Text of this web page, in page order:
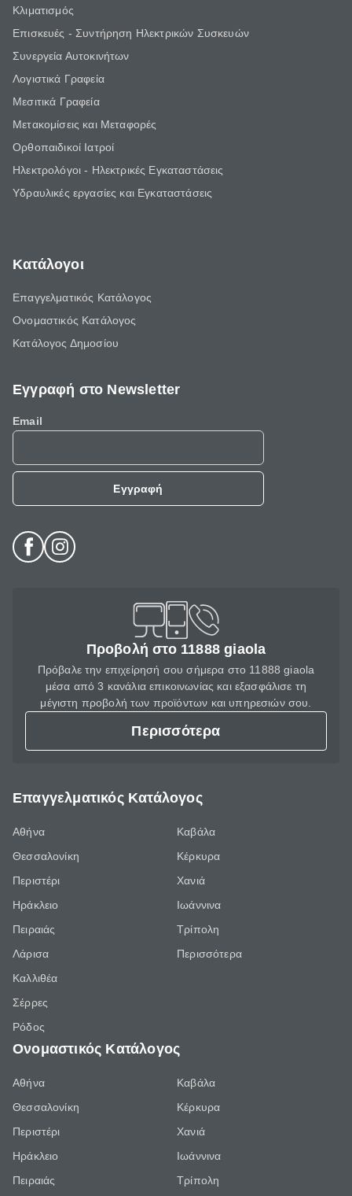
Κλιματισμός
Επισκευές - Συντήρηση Ηλεκτρικών Συσκευών
Συνεργεία Αυτοκινήτων
Λογιστικά Γραφεία
Μεσιτικά Γραφεία
Μετακομίσεις και Μεταφορές
Ορθοπαιδικοί Ιατροί
Ηλεκτρολόγοι - Ηλεκτρικές Εγκαταστάσεις
Υδραυλικές εργασίες και Εγκαταστάσεις
Κατάλογοι
Επαγγελματικός Κατάλογος
Ονομαστικός Κατάλογος
Κατάλογος Δημοσίου
Εγγραφή στο Newsletter
Email
Εγγραφή
Προβολή στο 11888 giaola
Πρόβαλε την επιχείρησή σου σήμερα στο 11888 giaola
μέσα από 3 κανάλια επικοινωνίας και εξασφάλισε τη
μέγιστη προβολή των προϊόντων και υπηρεσιών σου.
Περισσότερα
Επαγγελματικός Κατάλογος
Αθήνα
Θεσσαλονίκη
Περιστέρι
Ηράκλειο
Πειραιάς
Λάρισα
Καλλιθέα
Σέρρες
Ρόδος
Καβάλα
Κέρκυρα
Χανιά
Ιωάννινα
Τρίπολη
Περισσότερα
Ονομαστικός Κατάλογος
Αθήνα
Θεσσαλονίκη
Περιστέρι
Ηράκλειο
Πειραιάς
Καβάλα
Κέρκυρα
Χανιά
Ιωάννινα
Τρίπολη